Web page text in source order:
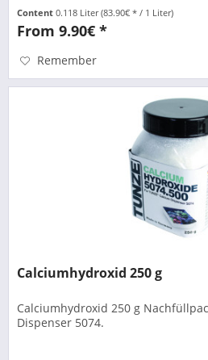
Content0.118 Liter(83.90€ * / 1 Liter)
From 9.90€ *
Remember
Calciumhydroxid 250 g
Calciumhydroxid 250 g
Dispenser 5074.